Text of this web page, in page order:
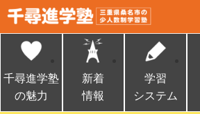
千尋進学塾
の魅力
新着
情報
学習
システム